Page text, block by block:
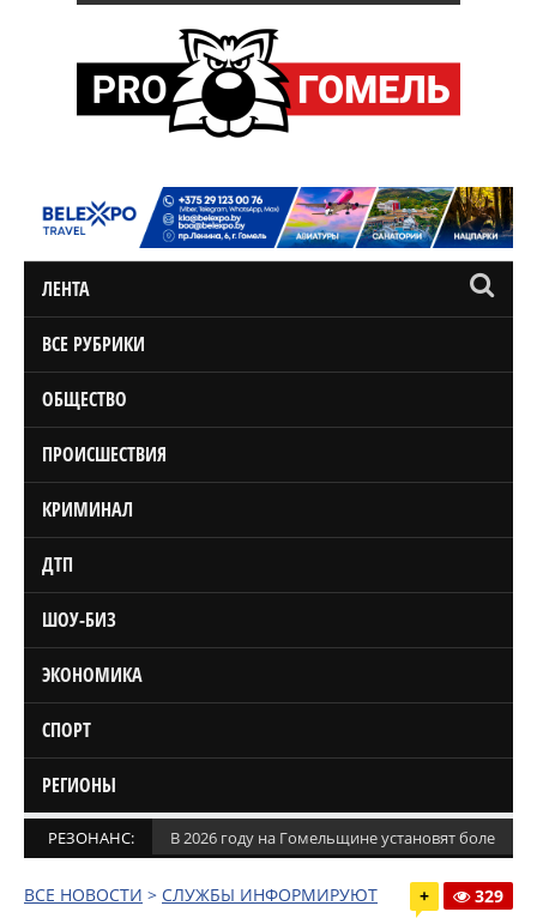
ЛЕНТА
ВСЕ РУБРИКИ
ОБЩЕСТВО
ПРОИСШЕСТВИЯ
КРИМИНАЛ
ДТП
ШОУ-БИЗ
ЭКОНОМИКА
СПОРТ
РЕГИОНЫ
РЕЗОНАНС: В 2026 году на Гомельщине установят более
ВСЕ НОВОСТИ > СЛУЖБЫ ИНФОРМИРУЮТ + 329